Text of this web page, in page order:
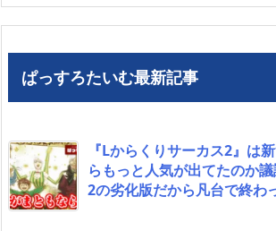
ぱっすろたいむ最新記事
『Lからくりサーカス2』は
らもっと人気が出てたのか
2の劣化版だから凡台で終わ